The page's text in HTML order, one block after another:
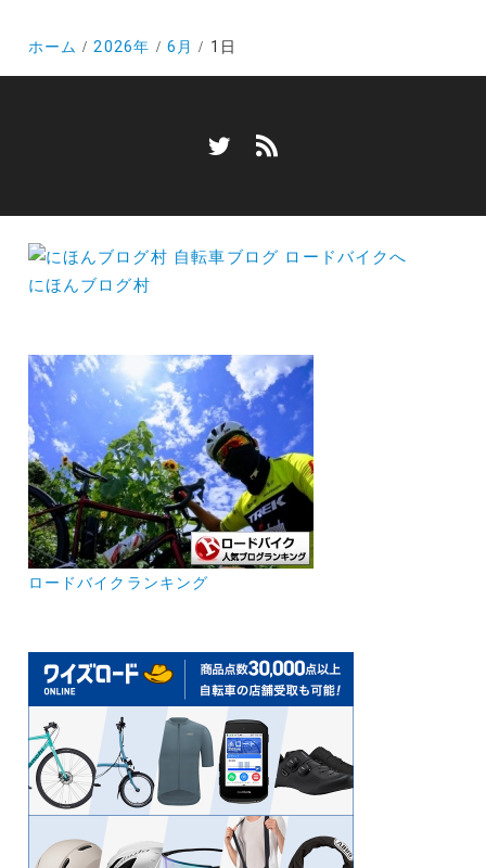
ホーム 2026年 6月 1日
にほんブログ村
ロードバイクランキング